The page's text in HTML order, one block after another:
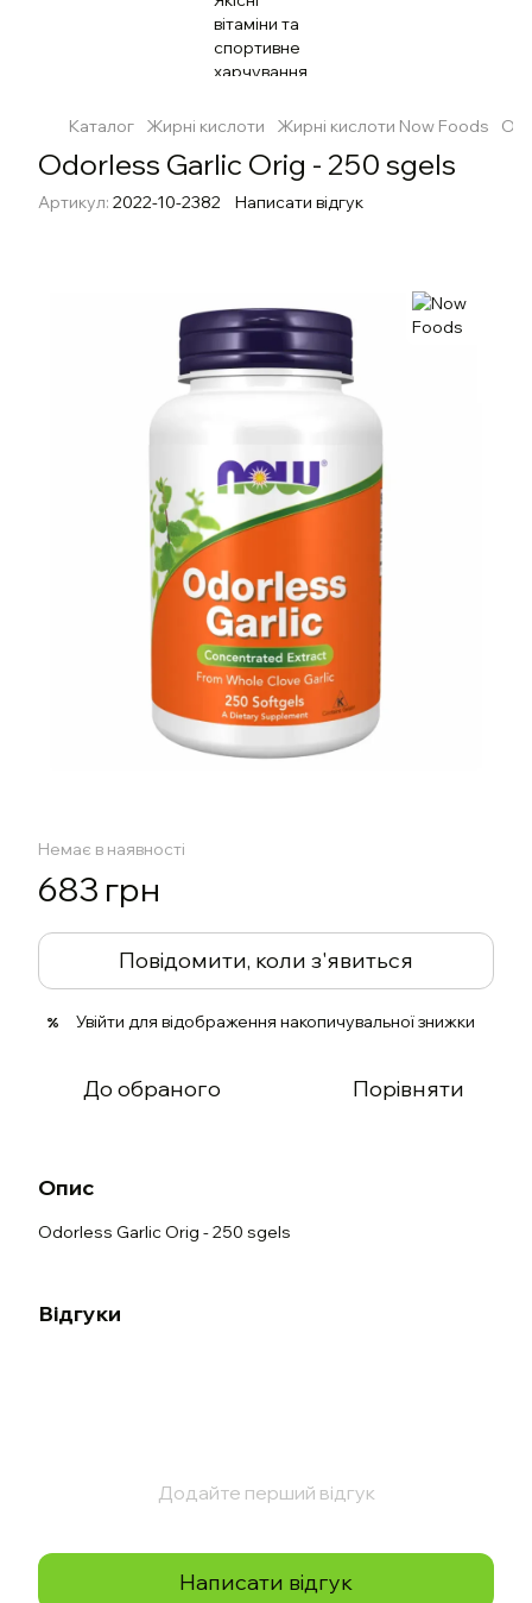
Каталог Жирні кислоти Жирні кислоти Now Foods
Odorless Garlic Orig - 250 sgels
Артикул: 2022-10-2382 Написати відгук
Немає в наявності
683 грн
Повідомити, коли з'явиться
% Увійти для відображення накопичувальної знижки
До обраного Порівняти
Опис
Odorless Garlic Orig - 250 sgels
Відгуки
Додайте перший відгук
Написати відгук